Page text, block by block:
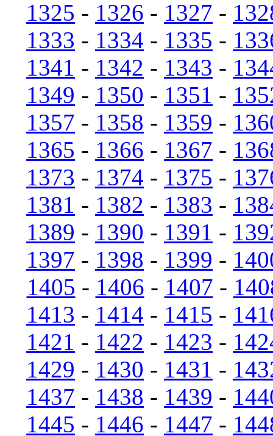
1325 - 1326 - 1327 -
1333 - 1334 - 1335 -
1341 - 1342 - 1343 -
1349 - 1350 - 1351 -
1357 - 1358 - 1359 -
1365 - 1366 - 1367 -
1373 - 1374 - 1375 -
1381 - 1382 - 1383 -
1389 - 1390 - 1391 -
1397 - 1398 - 1399 -
1405 - 1406 - 1407 -
1413 - 1414 - 1415 -
1421 - 1422 - 1423 -
1429 - 1430 - 1431 -
1437 - 1438 - 1439 -
1445 - 1446 - 1447 -